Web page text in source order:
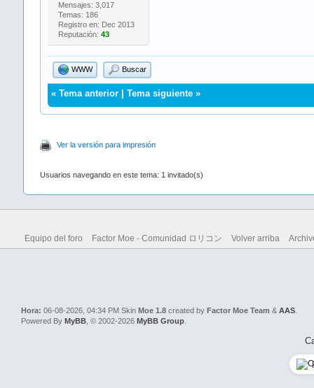
Mensajes: 3,017
Temas: 186
Registro en: Dec 2013
Reputación: 43
WWW Buscar
«Tema anterior |Tema siguiente »
Ver la versión para impresión
Usuarios navegando en este tema: 1 invitado(s)
Equipo del foro Factor Moe - Comunidad ロリコン Volver arriba
Hora: 06-08-2026, 04:34 PMSkin Moe 1.8 created by Factor Moe Team &AAS
Powered By MyBB , © 2002-2026 MyBB Group